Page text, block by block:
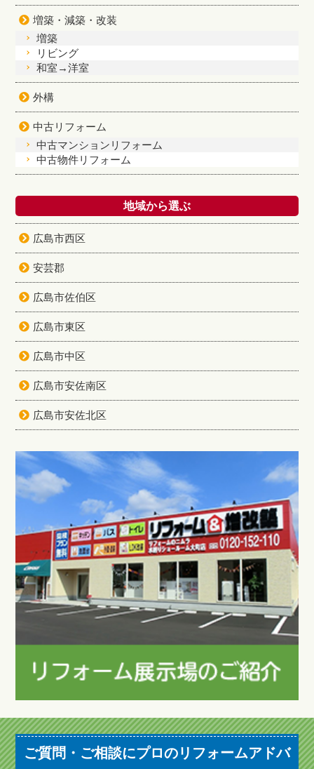
増築・減築・改装
増築
リビング
和室→洋室
外構
中古リフォーム
中古マンションリフォーム
中古物件リフォーム
地域から選ぶ
広島市西区
安芸郡
広島市佐伯区
広島市東区
広島市中区
広島市安佐南区
広島市安佐北区
ご質問・ご相談にプロのリフォームアドバ